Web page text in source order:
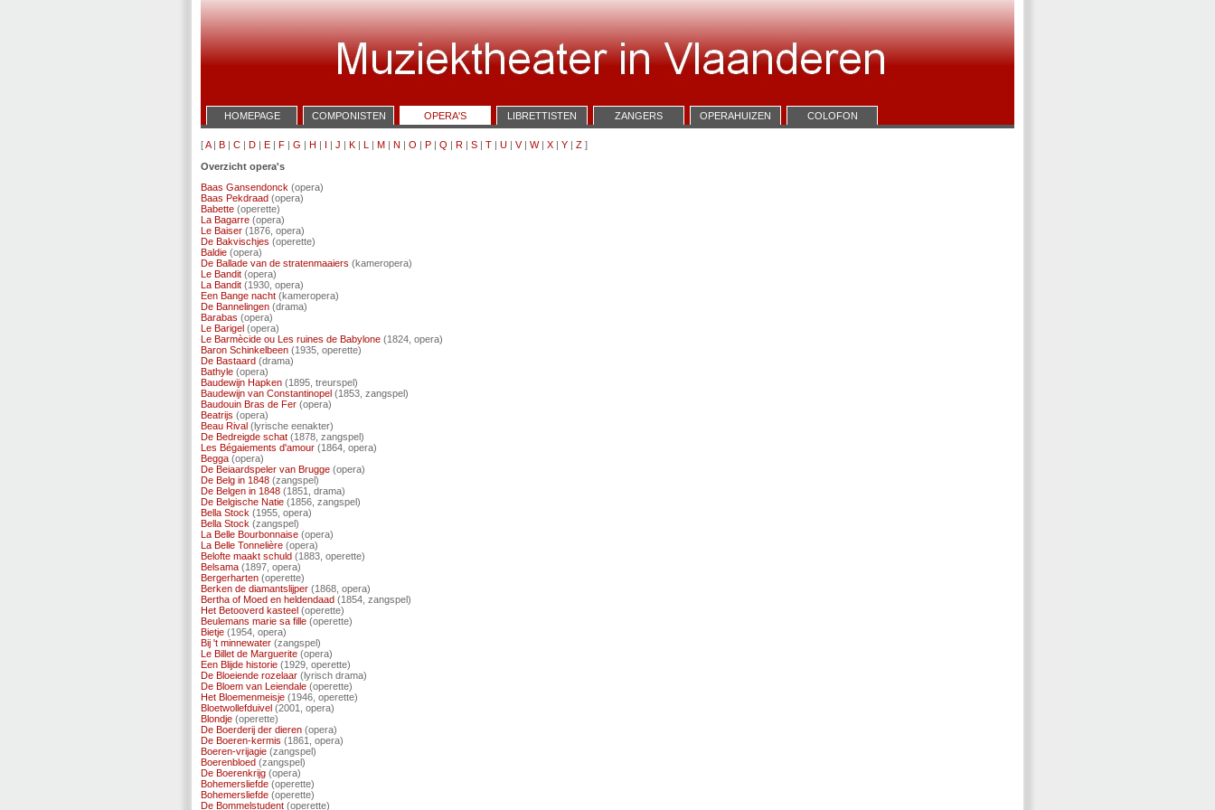
HOMEPAGE COMPONISTEN OPERA'S LIBRETTISTEN ZANGERS OPERAHUIZEN COLOFON
[A| B | C | D | E | F | G | H | I | J | K | L | M | N | O | P | Q | R | S | T | U | V| W| X | Y | Z ]
Overzicht opera's
Baas Gansendonck (opera)
Baas Pekdraad (opera)
Babette (operette)
La Bagarre (opera)
Le Baiser (1876, opera)
De Bakvischjes (operette)
Baldie (opera)
De Ballade van de stratenmaaiers (kameropera)
Le Bandit (opera)
La Bandit (1930, opera)
Een Bange nacht (kameropera)
De Bannelingen (drama)
Barabas (opera)
Le Barigel (opera)
Le Barmècide ou Les ruines de Babylone (1824, opera)
Baron Schinkelbeen (1935, operette)
De Bastaard (drama)
Bathyle (opera)
Baudewijn Hapken (1895, treurspel)
Baudewijn van Constantinopel (1853, zangspel)
Baudouin Bras de Fer (opera)
Beatrijs (opera)
Beau Rival (lyrische eenakter)
De Bedreigde schat (1878, zangspel)
Les Bégaiements d'amour (1864, opera)
Begga (opera)
De Beiaardspeler van Brugge (opera)
De Belg in 1848 (zangspel)
De Belgen in 1848 (1851, drama)
De Belgische Natie (1856, zangspel)
Bella Stock (1955, opera)
Bella Stock (zangspel)
La Belle Bourbonnaise (opera)
La Belle Tonnelière (opera)
Belofte maakt schuld (1883, operette)
Belsama (1897, opera)
Bergerharten (operette)
Berken de diamantslijper (1868, opera)
Bertha of Moed en heldendaad (1854, zangspel)
Het Betooverd kasteel (operette)
Beulemans marie sa fille (operette)
Bietje (1954, opera)
Bij 't minnewater (zangspel)
Le Billet de Marguerite (opera)
Een Blijde historie (1929, operette)
De Bloeiende rozelaar (lyrisch drama)
De Bloem van Leiendale (operette)
Het Bloemenmeisje (1946, operette)
Bloetwollefduivel (2001, opera)
Blondje (operette)
De Boerderij der dieren (opera)
De Boeren-kermis (1861, opera)
Boeren-vrijagie (zangspel)
Boerenbloed (zangspel)
De Boerenkrijg (opera)
Bohemersliefde (operette)
Bohemersliefde (operette)
De Bommelstudent (operette)